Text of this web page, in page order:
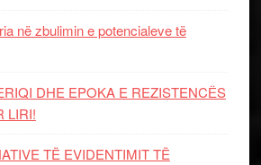
në zbulimin e potencialeve të
DHE EPOKA E REZISTENCЁS
LIRI!
TË EVIDENTIMIT TË